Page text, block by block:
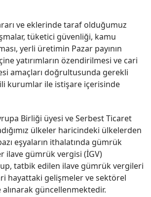
ve eklerinde taraf olduğumuz
tüketici güvenliği, kamu
yerli üretimin Pazar payının
yatırımların özendirilmesi ve cari
amaçları doğrultusunda gerekli
kurumlar ile istişare içerisinde
Birliği üyesi ve Serbest Ticaret
ülkeler haricindeki ülkelerden
eşyaların ithalatında gümrük
ilave gümrük vergisi (İGV)
tatbik edilen ilave gümrük vergileri
hayattaki gelişmeler ve sektörel
güncellenmektedir.